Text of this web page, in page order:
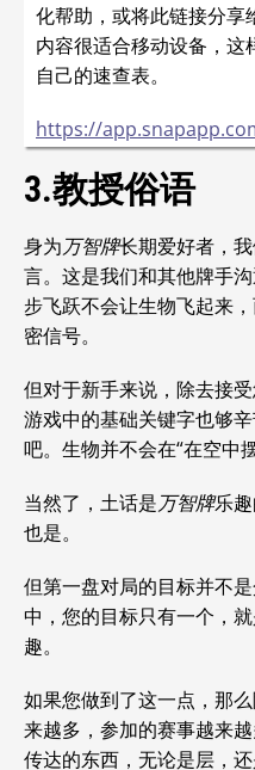
化帮助，或将此链接分享
内容很适合移动设备，这
自己的速查表。
https://
3.教授俗语
身为万智牌长期爱好者，
言。这是我们和其他牌手
步飞跃不会让生物飞起来
密信号。
但对于新手来说，除去接
游戏中的基础关键字也够
吧。生物并不会在“在空中
当然了，土话是万智牌乐
也是。
但第一盘对局的目标并不
中，您的目标只有一个，
趣。
如果您做到了这一点，那
来越多，参加的赛事越来
传达的东西，无论是层，